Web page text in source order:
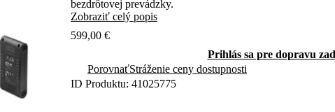
bezdrôtovej prevádzky.
Zobraziť celý popis
599,00 €
Prihlás sa pre dopravu
PorovnaťStráženie ceny dostupnosti
ID Produktu: 41025775